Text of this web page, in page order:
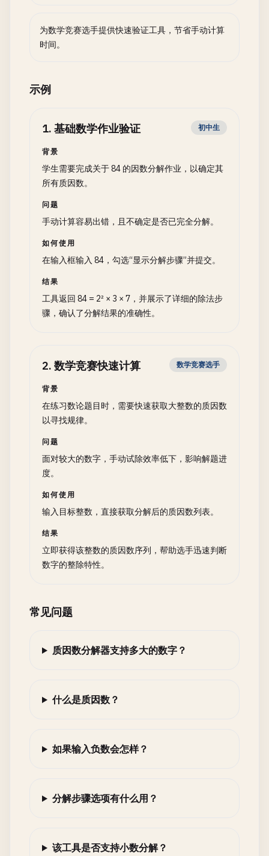
为数学竞赛选手提供快速验证工具，节省手动计算
时间。
示例
1. 基础数学作业验证 初中生
背景
学生需要完成关于 84 的因数分解作业，以确定其
所有质因数。
问题
手动计算容易出错，且不确定是否已完全分解。
如何使用
在输入框输入 84，勾选“显示分解步骤”并提交。
结果
工具返回 84 = 2² × 3 × 7，并展示了详细的除法步
骤，确认了分解结果的准确性。
2. 数学竞赛快速计算 数学竞赛选手
背景
在练习数论题目时，需要快速获取大整数的质因数
以寻找规律。
问题
面对较大的数字，手动试除效率低下，影响解题进
度。
如何使用
输入目标整数，直接获取分解后的质因数列表。
结果
立即获得该整数的质因数序列，帮助选手迅速判断
数字的整除特性。
常见问题
质因数分解器支持多大的数字？
什么是质因数？
如果输入负数会怎样？
分解步骤选项有什么用？
该工具是否支持小数分解？